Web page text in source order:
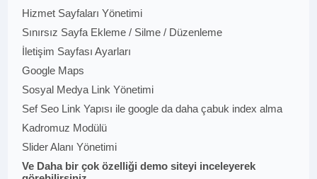
Hizmet Sayfaları Yönetimi
Sınırsız Sayfa Ekleme / Silme / Düzenleme
İletişim Sayfası Ayarları
Google Maps
Sosyal Medya Link Yönetimi
Sef Seo Link Yapısı ile google da daha çabuk index alma
Kadromuz Modülü
Slider Alanı Yönetimi
Ve Daha bir çok özelliği demo siteyi inceleyerek